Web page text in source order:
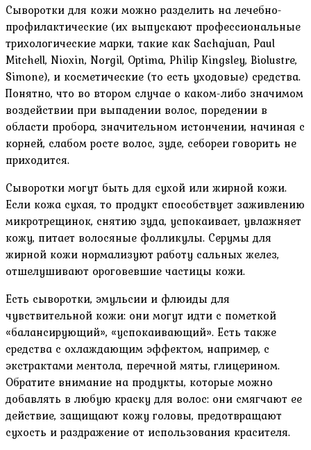
Сыворотки для кожи можно разделить на лечебно-
профилактические (их выпускают профессиональные
трихологические марки, такие как Sachajuan, Paul
Mitchell, Nioxin, Norgil, Optima, Philip Kingsley, Biolustre,
Simone), и косметические (то есть уходовые) средства.
Понятно, что во втором случае о каком-либо значимом
воздействии при выпадении волос, поредении в
области пробора, значительном истончении, начиная с
корней, слабом росте волос, зуде, себореи говорить не
приходится.
Сыворотки могут быть для сухой или жирной кожи.
Если кожа сухая, то продукт способствует заживлению
микротрещинок, снятию зуда, успокаивает, увлажняет
кожу, питает волосяные фолликулы. Серумы для
жирной кожи нормализуют работу сальных желез,
отшелушивают ороговевшие частицы кожи.
Есть сыворотки, эмульсии и флюиды для
чувствительной кожи: они могут идти с пометкой
«балансирующий», «успокаивающий». Есть также
средства с охлаждающим эффектом, например, с
экстрактами ментола, перечной мяты, глицерином.
Обратите внимание на продукты, которые можно
добавлять в любую краску для волос: они смягчают ее
действие, защищают кожу головы, предотвращают
сухость и раздражение от использования красителя.